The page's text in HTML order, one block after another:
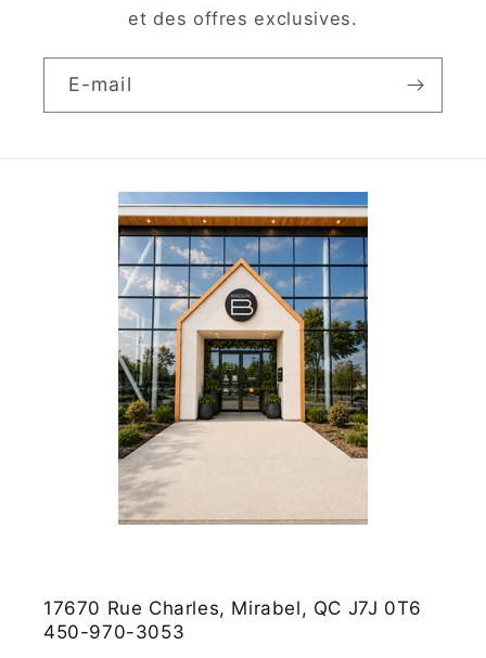
et des offres exclusives.
E-mail
17670 Rue Charles, Mirabel, QC J7J 0T6
450-970-3053